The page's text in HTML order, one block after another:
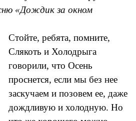
«Дождик за окном
Стойте, ребята, помните,
Слякоть и Холодрыга
говорили, что Осень
проснется, если мы без нее
заскучаем и позовем ее, даже
дождливую и холодную. Но